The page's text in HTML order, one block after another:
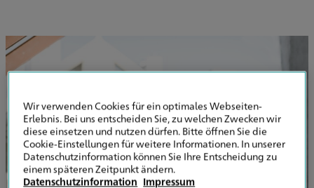
Wir verwenden Cookies für ein optimales Webseiten-
Erlebnis. Bei uns entscheiden Sie, zu welchen Zwecken wir
diese einsetzen und nutzen dürfen. Bitte öffnen Sie die
Cookie-Einstellungen für weitere Informationen. In unserer
Datenschutzinformation können Sie Ihre Entscheidung zu
einem späteren Zeitpunkt ändern.
Datenschutzinformation Impressum